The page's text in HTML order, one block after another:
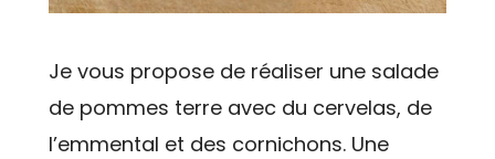
Je vous propose de réaliser une salade
de pommes terre avec du cervelas, de
l’emmental et des cornichons. Une